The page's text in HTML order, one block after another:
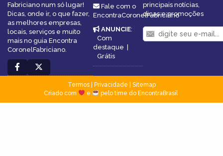
Fabriciano num só lugar!
Dicas, onde ir, o que fazer,
as melhores empresas,
locais, serviços e muito
mais no guia Encontra
CoronelFabriciano.
Fale com o
EncontraCoronelFabriciano
ANUNCIE:
Com
destaque |
Grátis
principais notícias,
dicas e promoções
Termos| Privacidade
Sitemap
Criado com
e pelo time do EncontraBrasil